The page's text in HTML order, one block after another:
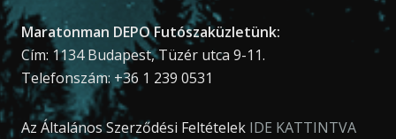
Maratonman DEPO Futószaküzletünk:
Cím: 1134 Budapest, Tüzér utca 9-11.
Telefonszám: +36 1 239 0531
Az Általános Szerződési Feltételek IDE KATTINTVA